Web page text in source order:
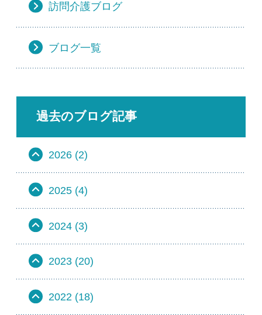
訪問介護ブログ
ブログ一覧
過去のブログ記事
2026 (2)
2025 (4)
2024 (3)
2023 (20)
2022 (18)